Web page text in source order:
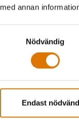
med annan
Nödvändig
Endast